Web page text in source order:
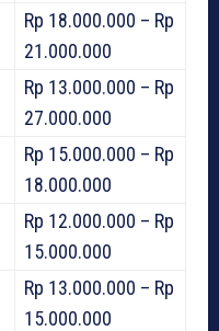
Rp 18.000.000 – Rp
21.000.000
Rp 13.000.000 – Rp
27.000.000
Rp 15.000.000 – Rp
18.000.000
Rp 12.000.000 – Rp
15.000.000
Rp 13.000.000 – Rp
15.000.000